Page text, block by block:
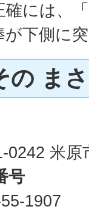
確には、
が下側に
の ま
0242 米原
号
1907